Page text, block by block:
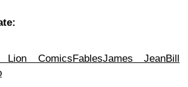
ComicsFablesJames JeanBill